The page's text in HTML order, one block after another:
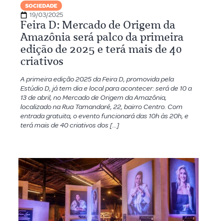
SOCIEDADE
19/03/2025
Feira D: Mercado de Origem da
Amazônia será palco da primeira
edição de 2025 e terá mais de 40
criativos
​A primeira edição 2025 da Feira D, promovida pela
Estúdio D, já tem dia e local para acontecer: será de 10 a
13 de abril, no Mercado de Origem da Amazônia,
localizado na Rua Tamandaré, 22, bairro Centro. Com
entrada gratuita, o evento funcionará das 10h às 20h, e
terá mais de 40 criativos dos […]